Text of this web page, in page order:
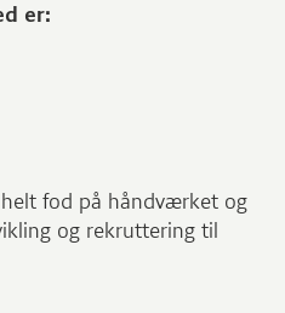
er:
helt fod på håndværket og
og rekruttering til